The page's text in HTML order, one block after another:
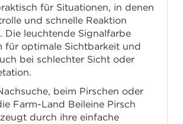
für Situationen, in denen
und schnelle Reaktion
Die leuchtende Signalfarbe
für optimale Sichtbarkeit und
bei schlechter Sicht oder
beim Pirschen oder
Farm-Land Beileine Pirsch
durch ihre einfache